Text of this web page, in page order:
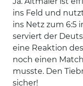
ins Feld und
ins Netz zum 6:5
serviert der
eine Reaktion
noch einen
musste. Den
sicher!